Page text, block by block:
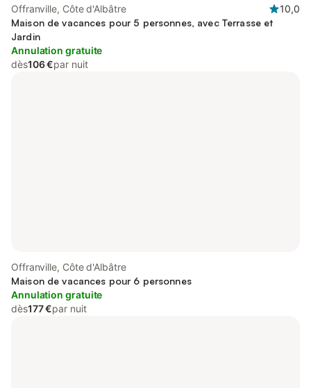
Offranville, Côte d'Albâtre
10,0
Maison de vacances pour 5 personnes, avec Terrasse et
Jardin
Annulation gratuite
dès106 €par nuit
Offranville, Côte d'Albâtre
Maison de vacances pour 6 personnes
Annulation gratuite
dès177 €par nuit